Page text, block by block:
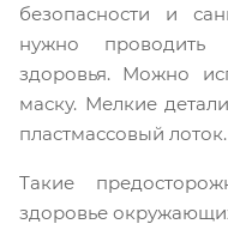
безопасности и
нужно проводить
здоровья. Можно
маску. Мелкие
пластмассовый лоток.
Такие
здоровье